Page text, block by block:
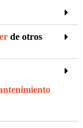
de otros